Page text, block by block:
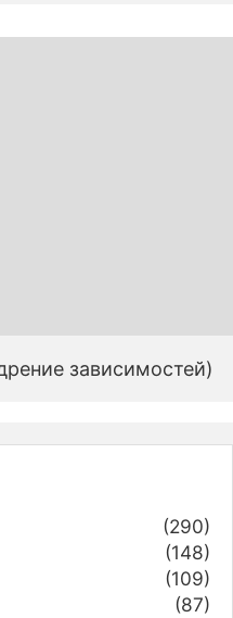
зависимостей)
(290)
(148)
(109)
(87)